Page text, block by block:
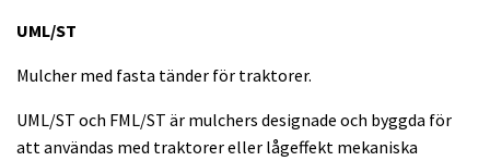
UML/ST
Mulcher med fasta tänder för traktorer.
UML/ST och FML/ST är mulchers designade och byggda för
att användas med traktorer eller lågeffekt mekaniska